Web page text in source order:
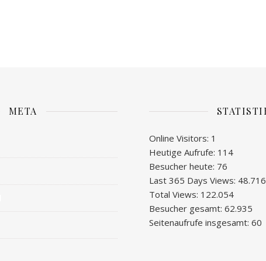
META
Online Visitors: 1
Heutige Aufrufe: 114
Besucher heute: 76
Last 365 Days Views: 48.716
Total Views: 122.054
Besucher gesamt: 62.935
Seitenaufrufe insgesamt: 60